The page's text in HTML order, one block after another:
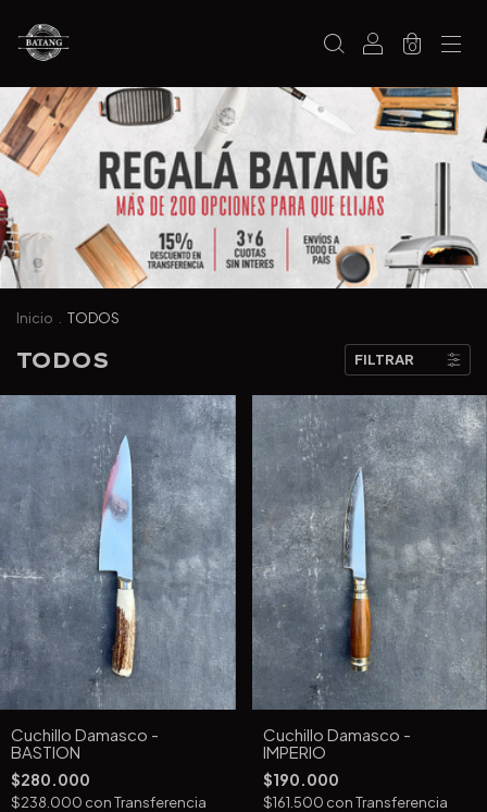
0
Inicio TODOS
TODOS FILTRAR
Cuchillo Damasco -
BASTION
$280.000
$238.000 conTransferencia
Cuchillo Damasco -
IMPERIO
$190.000
$161.500 conTransferencia